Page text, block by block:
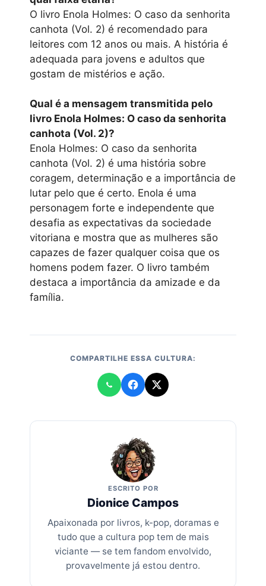
O livro Enola Holmes: O caso da senhorita
canhota (Vol. 2) é recomendado para
leitores com 12 anos ou mais. A história é
adequada para jovens e adultos que
gostam de mistérios e ação.
Qual é a mensagem transmitida pelo
livro Enola Holmes: O caso da senhorita
canhota (Vol. 2)?
Enola Holmes: O caso da senhorita
canhota (Vol. 2) é uma história sobre
coragem, determinação e a importância de
lutar pelo que é certo. Enola é uma
personagem forte e independente que
desafia as expectativas da sociedade
vitoriana e mostra que as mulheres são
capazes de fazer qualquer coisa que os
homens podem fazer. O livro também
destaca a importância da amizade e da
família.
COMPARTILHE ESSA CULTURA:
ESCRITO POR
Dionice Campos
Apaixonada por livros, k-pop, doramas e
tudo que a cultura pop tem de mais
viciante — se tem fandom envolvido,
provavelmente já estou dentro.